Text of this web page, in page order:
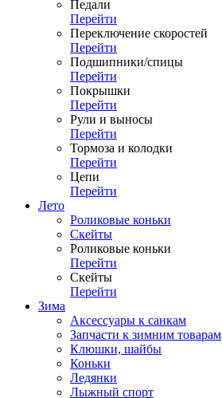
Педали
Перейти
Переключение скоростей
Перейти
Подшипники/спицы
Перейти
Покрышки
Перейти
Рули и выносы
Перейти
Тормоза и колодки
Перейти
Цепи
Перейти
Лето
Роликовые коньки
Скейты
Роликовые коньки
Перейти
Скейты
Перейти
Зима
Аксессуары к санкам
Запчасти к зимним товарам
Клюшки, шайбы
Коньки
Ледянки
Лыжный спорт